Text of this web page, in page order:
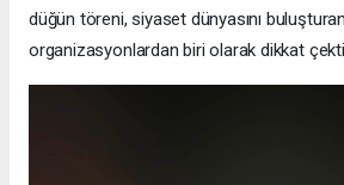
düğün töreni, siyaset dünyasını
organizasyonlardan biri olarak dikkat